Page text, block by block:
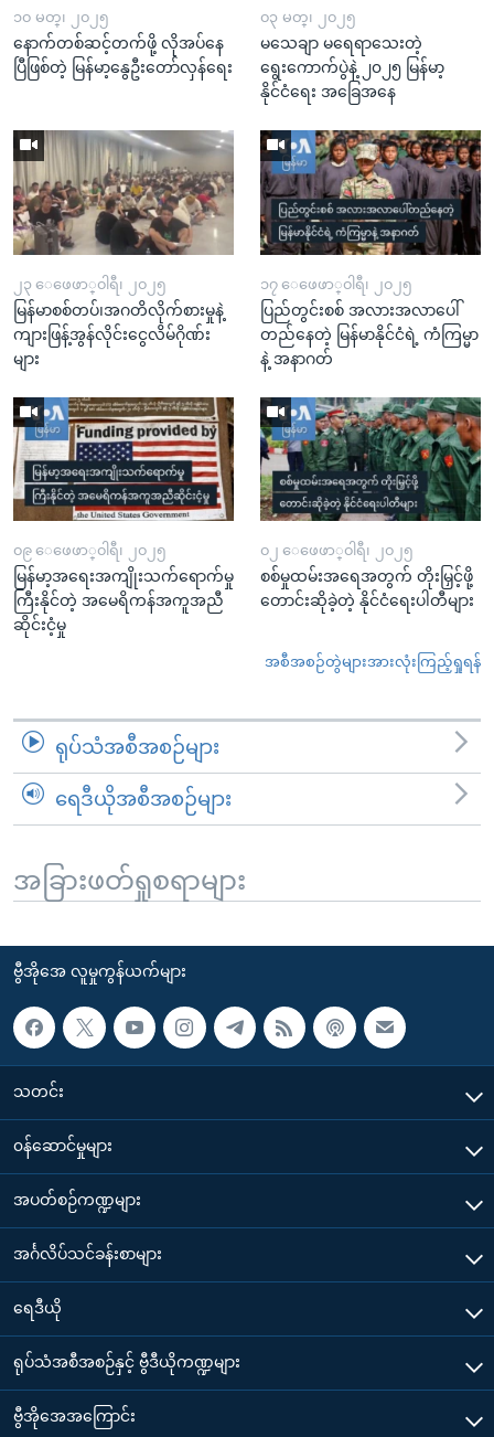
၁၀ မတ္၊ ၂၀၂၅
နောက်တစ်ဆင့်တက်ဖို့ လိုအပ်နေ
ပြီဖြစ်တဲ့ မြန်မာ့နွေဦးတော်လှန်ရေး
၀၃ မတ္၊ ၂၀၂၅
မသေချာ မရေရာသေးတဲ့
ရွေးကောက်ပွဲနဲ့ ၂၀၂၅ မြန်မာ့
နိုင်ငံရေး အခြေအနေ
၂၃ ေဖေဖာ္၀ါရီ၊ ၂၀၂၅
မြန်မာစစ်တပ်၊အဂတိလိုက်စားမှုနဲ့
ကျားဖြန့်အွန်လိုင်းငွေလိမ်ဂိုဏ်း
များ
၁၇ ေဖေဖာ္၀ါရီ၊ ၂၀၂၅
ပြည်တွင်းစစ် အလားအလာပေါ်
တည်နေတဲ့ မြန်မာနိုင်ငံရဲ့ ကံကြမ္မာ
နဲ့ အနာဂတ်
၀၉ ေဖေဖာ္၀ါရီ၊ ၂၀၂၅
မြန်မာ့အရေးအကျိုးသက်ရောက်မှု
ကြီးနိုင်တဲ့ အမေရိကန်အကူအညီ
ဆိုင်းငံ့မှု
၀၂ ေဖေဖာ္၀ါရီ၊ ၂၀၂၅
စစ်မှုထမ်းအရေအတွက် တိုးမြှင့်ဖို့
တောင်းဆိုခဲ့တဲ့ နိုင်ငံရေးပါတီများ
အစီအစဉ်တွဲများအားလုံးကြည့်ရှုရန်
ရုပ်သံအစီအစဉ်များ
ရေဒီယိုအစီအစဉ်များ
အခြားဖတ်ရှုစရာများ
ဗွီအိုအေ လူမှုကွန်ယက်များ
သတင်း
၀န်ဆောင်မှုများ
အပတ်စဉ်ကဏ္ဍများ
အင်္ဂလိပ်သင်ခန်းစာများ
ရေဒီယို
ရုပ်သံအစီအစဉ်နှင့် ဗွီဒီယိုကဏ္ဍများ
ဗွီအိုအေအကြောင်း